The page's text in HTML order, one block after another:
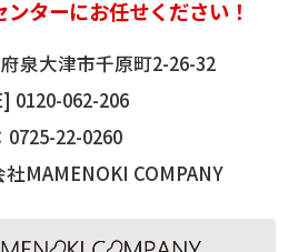
ターにお任せください！
泉大津市千原町2-26-32
0120-062-206
0725-22-0260
MAMENOKI COMPANY